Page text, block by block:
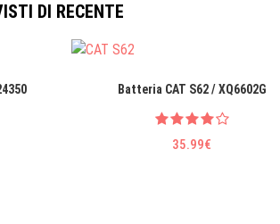
DI RECENTE
Batteria CAT S62 / XQ6602G
35.99€